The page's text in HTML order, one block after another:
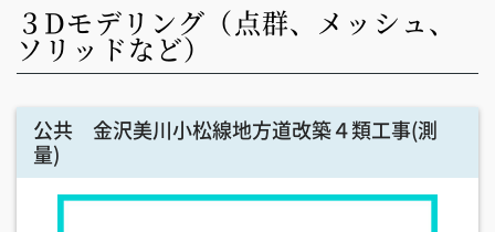
３Dモデリング（点群、メッシュ、
ソリッドなど）
公共 金沢美川小松線地方道改築４類工事(測
量)